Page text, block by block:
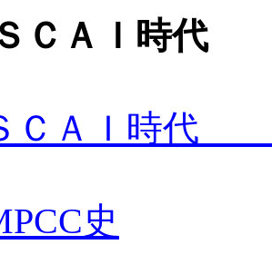
ＡＩ時代
ＣＡＩ時
史